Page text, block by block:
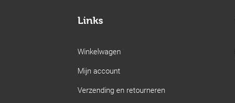
Links
Winkelwagen
Mijn account
Verzending en retourneren